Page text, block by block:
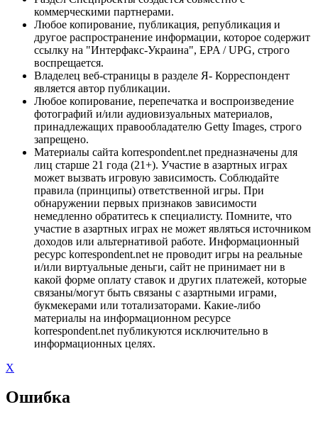
коммерческими партнерами.
Любое копирование, публикация, републикация и
другое распространение информации, которое содержит
ссылку на "Интерфакс-Украина", EPA / UPG, строго
воспрещается.
Владелец веб-страницы в разделе Я- Корреспондент
является автор публикации.
Любое копирование, перепечатка и воспроизведение
фотографий и/или аудиовизуальных материалов,
принадлежащих правообладателю Getty Images, строго
запрещено.
Материалы сайта korrespondent.net предназначены для
лиц старше 21 года (21+). Участие в азартных играх
может вызвать игровую зависимость. Соблюдайте
правила (принципы) ответственной игры. При
обнаружении первых признаков зависимости
немедленно обратитесь к специалисту. Помните, что
участие в азартных играх не может являться источником
доходов или альтернативой работе. Информационный
ресурс korrespondent.net не проводит игры на реальные
и/или виртуальные деньги, сайт не принимает ни в
какой форме оплату ставок и других платежей, которые
связаны/могут быть связаны с азартными играми,
букмекерами или тотализаторами. Какие-либо
материалы на информационном ресурсе
korrespondent.net публикуются исключительно в
информационных целях.
X
Ошибка